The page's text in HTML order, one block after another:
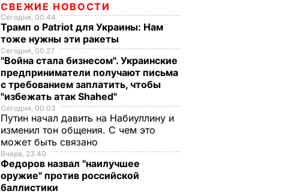
СВЕЖИЕ НОВОСТИ
Сегодня, 00.44
Трамп о Patriot для Украины: Нам
тоже нужны эти ракеты
Сегодня, 00.27
"Война стала бизнесом". Украинские
предприниматели получают письма
с требованием заплатить, чтобы
"избежать атак Shahed"
Сегодня, 00.03
Путин начал давить на Набиуллину и
изменил тон общения. С чем это
может быть связано
Вчера, 23.40
Федоров назвал "наилучшее
оружие" против российской
баллистики